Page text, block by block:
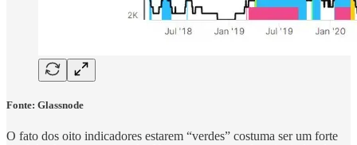
Fonte: Glassnode
O fato dos oito indicadores estarem “verdes” costuma ser um forte